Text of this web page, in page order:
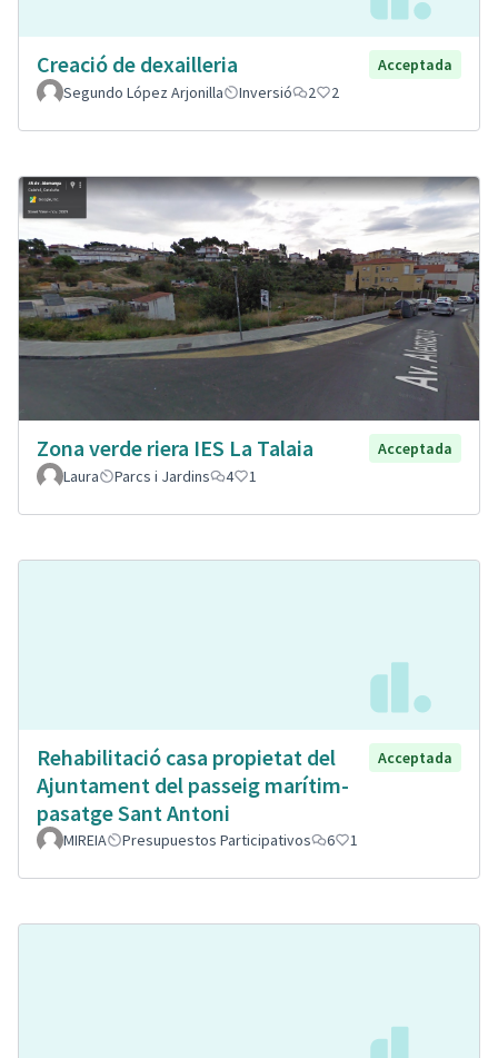
Creació de dexailleria
Acceptada
Segundo López Arjonilla
Inversió 2 2
Zona verde riera IES La Talaia
Acceptada
Laura
Parcs i Jardins 4 1
Rehabilitació casa propietat del
Ajuntament del passeig marítim-
pasatge Sant Antoni
Acceptada
MIREIA Presupuestos Participativos 6 1